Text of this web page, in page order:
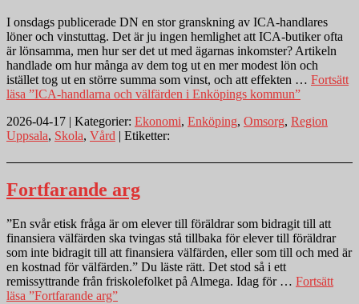
I onsdags publicerade DN en stor granskning av ICA-handlares
löner och vinstuttag. Det är ju ingen hemlighet att ICA-butiker ofta
är lönsamma, men hur ser det ut med ägarnas inkomster? Artikeln
handlade om hur många av dem tog ut en mer modest lön och
istället tog ut en större summa som vinst, och att effekten … Fortsätt
läsa ”ICA-handlarna och välfärden i Enköpings kommun”
2026-04-17 | Kategorier: Ekonomi, Enköping, Omsorg, Region
Uppsala, Skola, Vård | Etiketter:
Fortfarande arg
”En svår etisk fråga är om elever till föräldrar som bidragit till att
finansiera välfärden ska tvingas stå tillbaka för elever till föräldrar
som inte bidragit till att finansiera välfärden, eller som till och med är
en kostnad för välfärden.” Du läste rätt. Det stod så i ett
remissyttrande från friskolefolket på Almega. Idag för … Fortsätt
läsa ”Fortfarande arg”